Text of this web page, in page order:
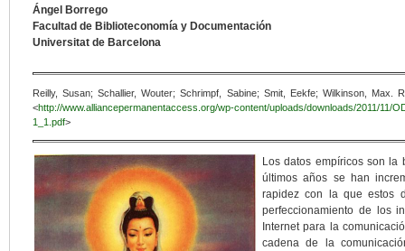
Ángel Borrego
Facultad de Biblioteconomía y Documentación
Universitat de Barcelona
Reilly, Susan; Schallier, Wouter; Schrimpf, Sabine; Smit, Eekfe; Wilkinson, Max.
<http://www.alliancepermanentaccess.org/wp-content/uploads/downloads/2011/11/
1_1.pdf>
Los datos empíricos son la
últimos años se han
rapidez con la que estos
perfeccionamiento de los
Internet para la
cadena de la